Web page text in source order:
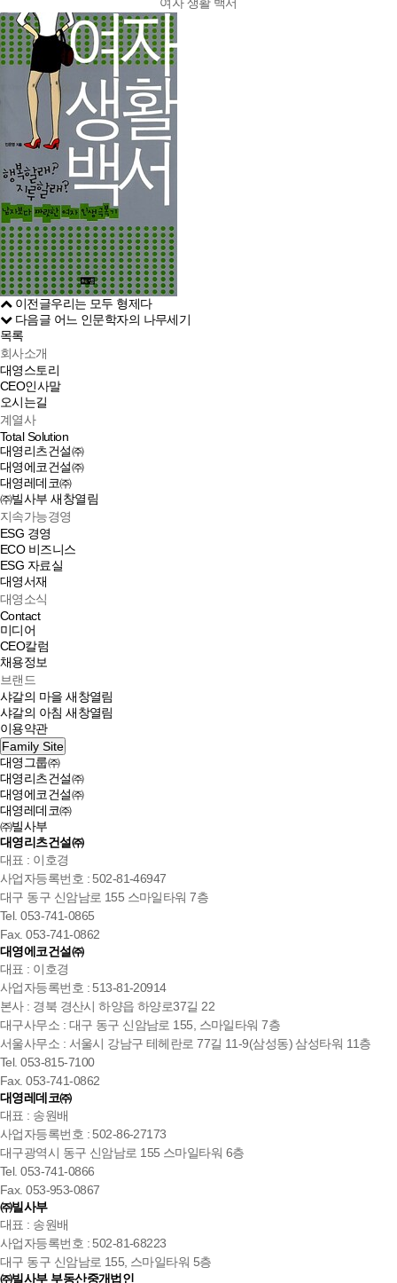
이전글우리는 모두 형제다
다음글 어느 인문학자의 나무세기
목록
회사소개
대영스토리
CEO인사말
오시는길
계열사
Total Solution
대영리츠건설㈜
대영에코건설㈜
대영레데코㈜
㈜빌사부새창열림
지속가능경영
ESG 경영
ECO 비즈니스
ESG 자료실
대영서재
대영소식
Contact
미디어
CEO칼럼
채용정보
브랜드
샤갈의 마을새창열림
샤갈의 아침새창열림
이용약관
Family Site
대영그룹㈜
대영리츠건설㈜
대영에코건설㈜
대영레데코㈜
㈜빌사부
대영리츠건설㈜
대표 : 이호경
사업자등록번호 : 502-81-46947
대구 동구 신암남로 155 스마일타워 7층
Tel. 053-741-0865
Fax. 053-741-0862
대영에코건설㈜
대표 : 이호경
사업자등록번호 : 513-81-20914
본사 : 경북 경산시 하양읍 하양로37길 22
대구사무소 : 대구 동구 신암남로 155, 스마일타워 7층
서울사무소 : 서울시 강남구 테헤란로 77길 11-9(삼성동) 삼성타워 11층
Tel. 053-815-7100
Fax. 053-741-0862
대영레데코㈜
대표 : 송원배
사업자등록번호 : 502-86-27173
대구광역시 동구 신암남로 155 스마일타워 6층
Tel. 053-741-0866
Fax. 053-953-0867
㈜빌사부
대표 : 송원배
사업자등록번호 : 502-81-68223
대구 동구 신암남로 155, 스마일타워 5층
㈜빌사부 부동산중개법인